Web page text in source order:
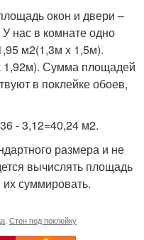
окон и двери –
нас в комнате одно
м2(1,3м х 1,5м).
1,92м). Сумма площадей
в поклейке обоев,
- 3,12=40,24 м2.
размера и не
вычислять площадь
суммировать.
Стен под поклейку